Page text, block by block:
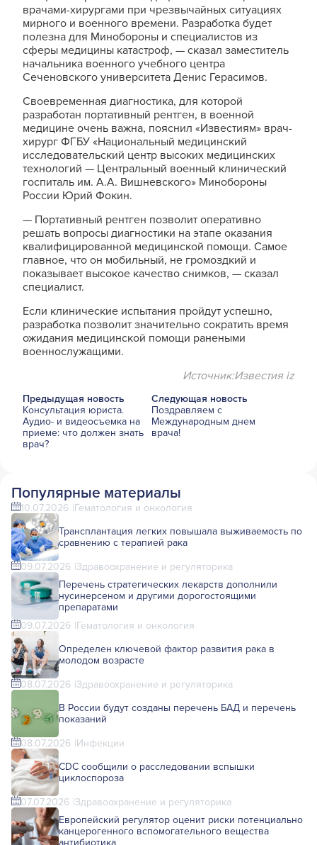
врачами-хирургами при чрезвычайных ситуациях
мирного и военного времени. Разработка будет
полезна для Минобороны и специалистов из
сферы медицины катастроф, — сказал заместитель
начальника военного учебного центра
Сеченовского университета Денис Герасимов.
Своевременная диагностика, для которой
разработан портативный рентген, в военной
медицине очень важна, пояснил «Известиям» врач-
хирург ФГБУ «Национальный медицинский
исследовательский центр высоких медицинских
технологий — Центральный военный клинический
госпиталь им. А.А. Вишневского» Минобороны
России Юрий Фокин.
— Портативный рентген позволит оперативно
решать вопросы диагностики на этапе оказания
квалифицированной медицинской помощи. Самое
главное, что он мобильный, не громоздкий и
показывает высокое качество снимков, — сказал
специалист.
Если клинические испытания пройдут успешно,
разработка позволит значительно сократить время
ожидания медицинской помощи ранеными
военнослужащими.
Источник:Известия iz
Предыдущая новость
Консультация юриста.
Аудио- и видеосъемка на
приеме: что должен знать
врач?
Следующая новость
Поздравляем с
Международным днем
врача!
Популярные материалы
10.07.2026 Гематология и онкология
Трансплантация легких повышала выживаемость по
сравнению с терапией рака
09.07.2026 Здравоохранение и регуляторика
Перечень стратегических лекарств дополнили
нусинерсеном и другими дорогостоящими
препаратами
09.07.2026 Гематология и онкология
Определен ключевой фактор развития рака в
молодом возрасте
08.07.2026 Здравоохранение и регуляторика
В России будут созданы перечень БАД и перечень
показаний
08.07.2026 Инфекции
CDC сообщили о расследовании вспышки
циклоспороза
07.07.2026 Здравоохранение и регуляторика
Европейский регулятор оценит риски потенциально
канцерогенного вспомогательного вещества
антибиотика